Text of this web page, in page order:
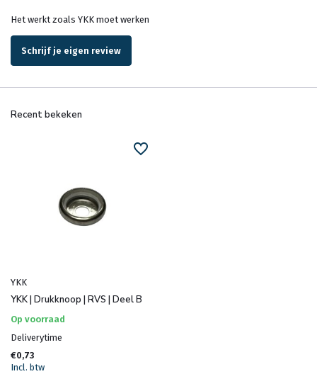
Het werkt zoals YKK moet werken
Schrijf je eigen review
Recent bekeken
YKK
YKK | Drukknoop | RVS | Deel B
Op voorraad
Deliverytime
€0,73
Incl. btw